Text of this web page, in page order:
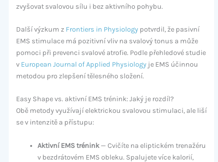
zvyšovat svalovou sílu i bez aktivního pohybu.
Další výzkum z Frontiers in Physiologypotvrdil, že pasivní
EMS stimulace má pozitivní vliv na svalový tonus a může
pomoci při prevenci svalové atrofie. Podle přehledové studie
v European Journal of Applied Physiologyje EMS účinnou
metodou pro zlepšení tělesného složení.
Easy Shape vs. aktivní EMS trénink: Jaký je rozdíl?
Obě metody využívají elektrickou svalovou stimulaci, ale liší
se v intenzitě a přístupu:
Aktivní EMS trénink— Cvičíte na eliptickém trenažéru
v bezdrátovém EMS obleku. Spalujete více kalorií,